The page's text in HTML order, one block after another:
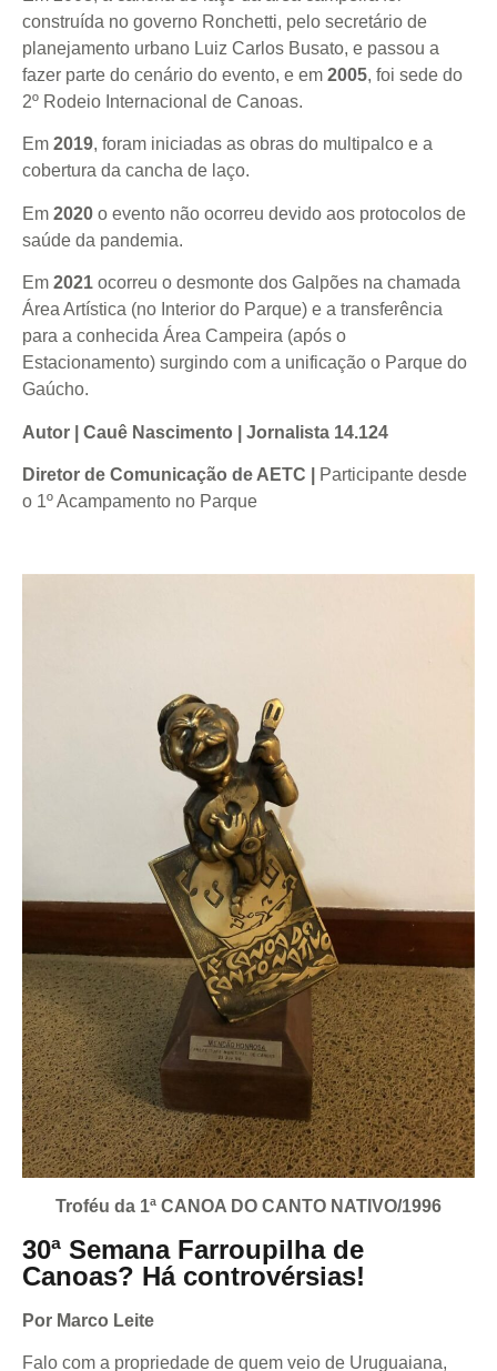
construída no governo Ronchetti, pelo secretário de
planejamento urbano Luiz Carlos Busato, e passou a
fazer parte do cenário do evento, e em 2005, foi sede do
2º Rodeio Internacional de Canoas.
Em 2019, foram iniciadas as obras do multipalco e a
cobertura da cancha de laço.
Em 2020 o evento não ocorreu devido aos protocolos de
saúde da pandemia.
Em 2021 ocorreu o desmonte dos Galpões na chamada
Área Artística (no Interior do Parque) e a transferência
para a conhecida Área Campeira (após o
Estacionamento) surgindo com a unificação o Parque do
Gaúcho.
Autor | Cauê Nascimento | Jornalista 14.124
Diretor de Comunicação de AETC |
Participante desde
o 1º Acampamento no Parque
Troféu da 1ª CANOA DO CANTO NATIVO/1996
30ª Semana Farroupilha de
Canoas? Há controvérsias!
Por Marco Leite
Falo com a propriedade de quem veio de Uruguaiana,